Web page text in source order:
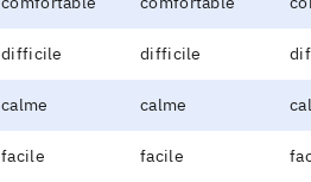
difficile difficile
calme calme
facile facile